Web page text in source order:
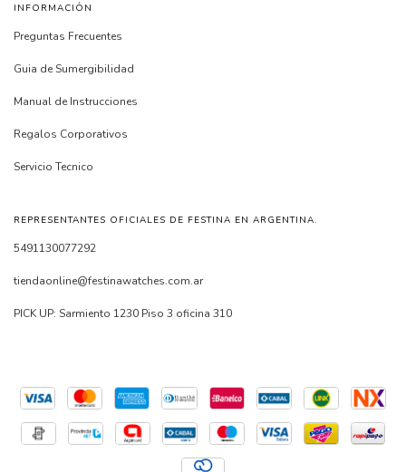
INFORMACIÓN
Preguntas Frecuentes
Guia de Sumergibilidad
Manual de Instrucciones
Regalos Corporativos
Servicio Tecnico
REPRESENTANTES OFICIALES DE FESTINA EN ARGENTINA.
5491130077292
tiendaonline@festinawatches.com.ar
PICK UP: Sarmiento 1230 Piso 3 oficina 310